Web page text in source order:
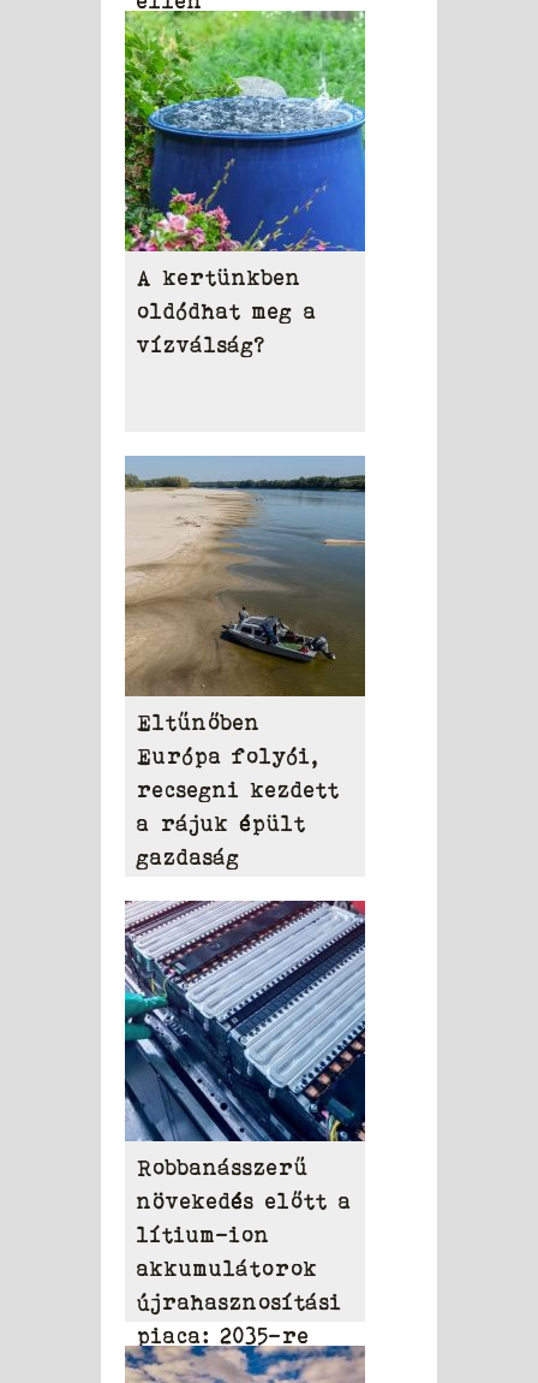
A kertünkben
oldódhat meg a
vízválság?
Eltűnőben
Európa folyói,
recsegni kezdett
a rájuk épült
gazdaság
Robbanásszerű
növekedés előtt a
lítium-ion
akkumulátorok
újrahasznosítási
piaca: 2035-re
elérheti a 31,95